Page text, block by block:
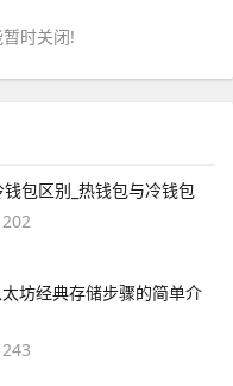
时关闭!
包区别_热钱包与冷钱包
202
坊经典存储步骤的简单介
243